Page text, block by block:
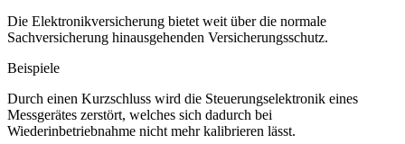
Die Elektronikversicherung bietet weit über die normale
Sachversicherung hinausgehenden Versicherungsschutz.
Beispiele
Durch einen Kurzschluss wird die Steuerungselektronik eines
Messgerätes zerstört, welches sich dadurch bei
Wiederinbetriebnahme nicht mehr kalibrieren lässt.